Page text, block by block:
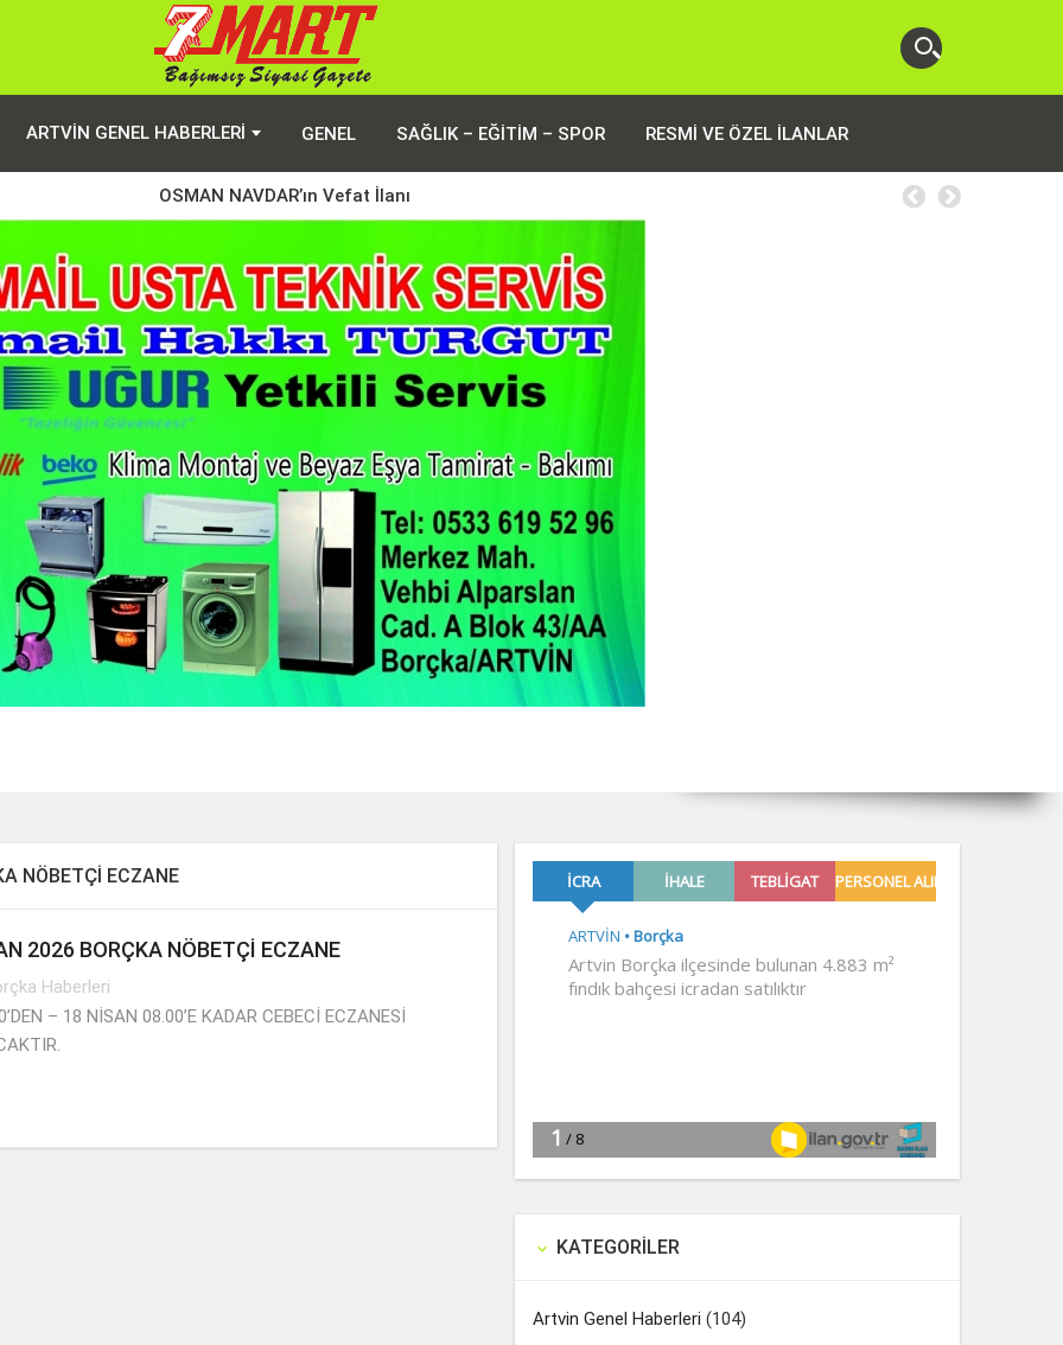
ARTVIN GENEL HABERLERI GENEL SAĞLIK – EĞITIM – SPOR RESMI VE ÖZEL İLANLAR
OSMAN NAVDAR’ın Vefat İlanı
NÖBETÇİ ECZANE
2026 BORÇKA NÖBETÇİ ECZANE
Haberleri
– 18 NİSAN 08.00’E KADAR CEBECİ ECZANESİ
 KATEGORILER
Artvin Genel Haberleri (104)